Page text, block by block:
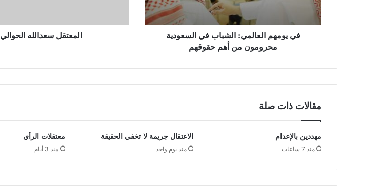
في يومهم العالمي: الشباب في السعودية
محرومون من أهم حقوقهم
المعتقل سعدالله الحوالي
مقالات ذات صلة
مهددين بالإعدام
منذ 7 ساعات
الاعتقال جريمة لا تخفي الحقيقة
منذ يوم واحد
معتقلات الرأي
منذ 3 أيام